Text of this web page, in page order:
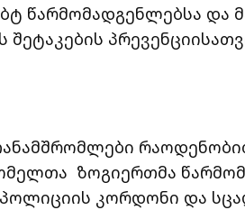
წარმომადგენლებსა და
ზოგიერთმა
პოლიციის კორდონი და